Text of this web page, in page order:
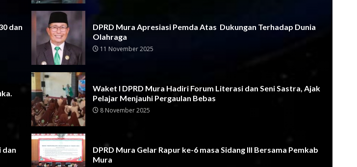
dan
dan
DPRD Mura Apresiasi Pemda Atas Dukungan Terhadap Dunia
Olahraga
11 November 2025
Waket I DPRD Mura Hadiri Forum Literasi dan Seni Sastra, Ajak
Pelajar Menjauhi Pergaulan Bebas
8 November 2025
DPRD Mura Gelar Rapur ke-6 masa Sidang III Bersama Pemkab
Mura